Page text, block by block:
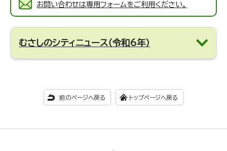
お問い合わせは専用フォームをご利用ください。
むさしのシティニュース（令和6年）
前のページへ戻る トップページへ戻る